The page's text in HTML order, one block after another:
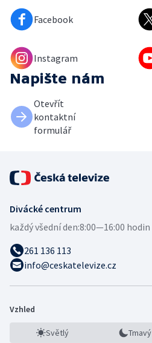
Facebook
Instagram
Napište nám
Otevřít
kontaktní
formulář
Divácké centrum
každý všední den:8:00—16:00 hodin
261 136 113
info@ceskatelevize.cz
Vzhled
Světlý Tmavý